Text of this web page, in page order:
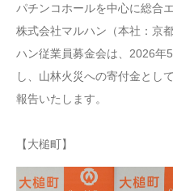
パチンコホールを中心に総合
株式会社マルハン（本社：京
ハン従業員募金会は、2026年
し、山林火災への寄付金とし
報告いたします。
【大槌町】